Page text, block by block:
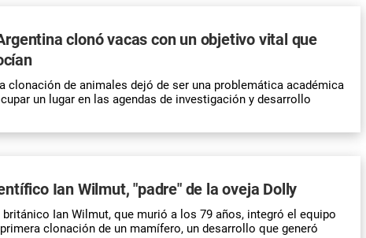
clonó vacas con un objetivo vital que
clonación de animales dejó de ser una problemática académica
un lugar en las agendas de investigación y desarrollo
Ian Wilmut, "padre" de la oveja Dolly
Ian Wilmut, que murió a los 79 años, integró el equipo
clonación de un mamífero, un desarrollo que generó